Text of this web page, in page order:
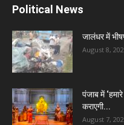
Political News
जालंधर में
August 8,
पंजाब में
कराएगी...
August 7,